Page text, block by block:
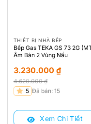
THIẾT BỊ NHÀ BẾP
Bếp Gas TEKA GS 73 2G
Âm Bàn 2 Vùng Nấu
4.620.000₫
Giá
là:
4.620.000 ₫.
3.230.000 ₫
Giá
tại
5 Đã bán: 15
Xem Chi Tiết